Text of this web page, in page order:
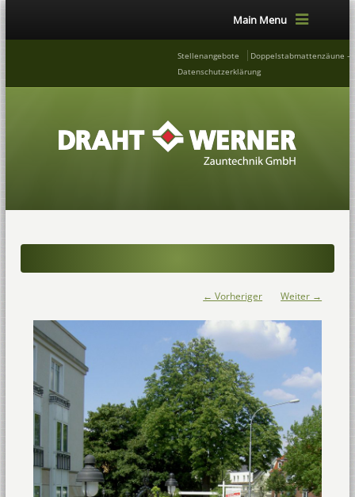
Main Menu
Stellenangebote
Doppelstabmattenzäune –
Datenschutzerklärung
← Vorheriger Weiter →